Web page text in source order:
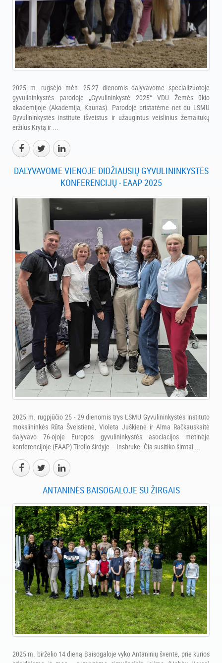
2025 m. rugsėjo mėn. 25-27 dienomis dalyvavome specializuotoje
gyvulininkystės parodoje „Gyvulininkystė 2025“ VDU Žemės ūkio
akademijoje (Akademija, Kaunas). Parodoje pristatėme net du LSMU
Gyvulininkystės institute išveistus ir užaugintus veislinius žemaitukų
eržilus Krytą ir ...
DALYVAVOME VIENOJE DIDŽIAUSIŲ GYVULININKYSTĖS
KONFERENCIJŲ - EAAP 2025
2025 m. rugpjūčio 25 - 29 dienomis trys LSMU Gyvulininkystės instituto
mokslininkės Rūta Šveistienė, Violeta Juškienė ir Alma Račkauskaitė
dalyvavo 76-ojoje Europos gyvulininkystės asociacijos metinėje
konferencijoje (EAAP) Tirolio širdyje – Insbruke. Čia susitiko šimtai ...
ANTANINĖS BAISOGALOJE SU ŽIRGAIS
2025 m. birželio 14 dieną Baisogaloje vyko Antaninių šventė, prie kurios